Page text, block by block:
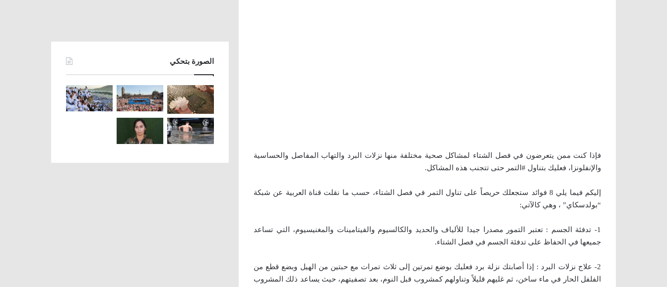
فإذا كنت ممن يتعرضون في فصل الشتاء لمشاكل صحية مختلفة منها نزلات البرد والتهاب المفاصل والحساسية
والإنفلونزا، فعليك بتناول #التمر حتى تتجنب هذه المشاكل.
إليكم فيما يلي 8 فوائد ستجعلك حريصاً على تناول التمر في فصل الشتاء، حسب ما نقلت قناة العربية عن شبكة
“بولدسكاي” ، وهي كالآتي:
1- تدفئة الجسم : تعتبر التمور مصدرا جيدا للألياف والحديد والكالسيوم والفيتامينات والمغنيسيوم، التي تساعد
جميعها في الحفاظ على تدفئة الجسم في فصل الشتاء.
2- علاج نزلات البرد : إذا أصابتك نزلة برد فعليك بوضع تمرتين إلى ثلاث تمرات مع حبتين من الهيل وبضع قطع من
الفلفل الحار في ماء ساخن، ثم غليهم قليلاً وتناولهم كمشروب قبل النوم، بعد تصفيتهم، حيث يساعد ذلك المشروب
الصورة بتحكي